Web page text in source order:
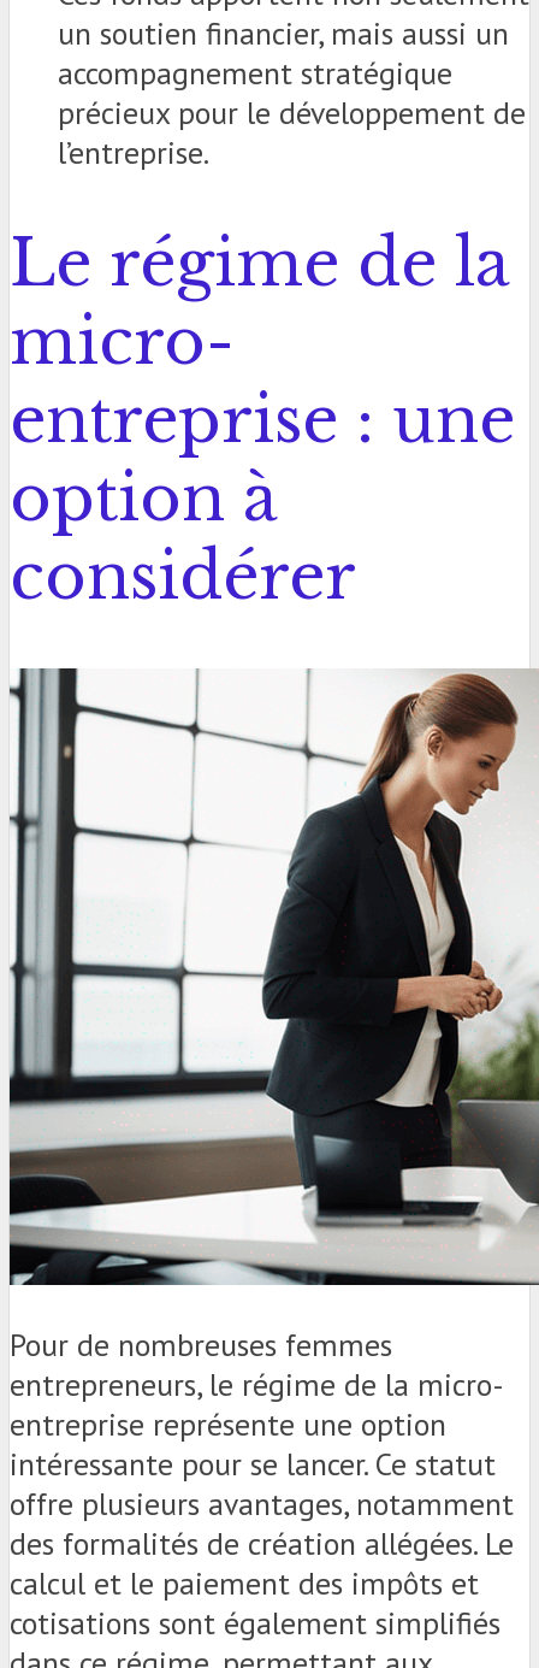
un soutien financier, mais aussi un
accompagnement stratégique
précieux pour le développement de
l’entreprise.
Le régime de la
micro-
entreprise : une
option à
considérer
Pour de nombreuses femmes
entrepreneurs, le régime de la micro-
entreprise représente une option
intéressante pour se lancer. Ce statut
offre plusieurs avantages, notamment
des formalités de création allégées. Le
calcul et le paiement des impôts et
cotisations sont également simplifiés